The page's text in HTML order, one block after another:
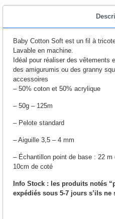
Baby Cotton Soft est un fil à
Lavable en machine.
Idéal pour réaliser des vêtements
des amigurumis ou des granny
accessoires
– 50% coton et 50% acrylique
– 50g – 125m
– Pelote standard
– Aiguille 3,5 – 4 mm
– Échantillon point de base : 22
10cm de coté
Info Stock : les produits notés
expédiés sous 5-7 jours s’ils ne